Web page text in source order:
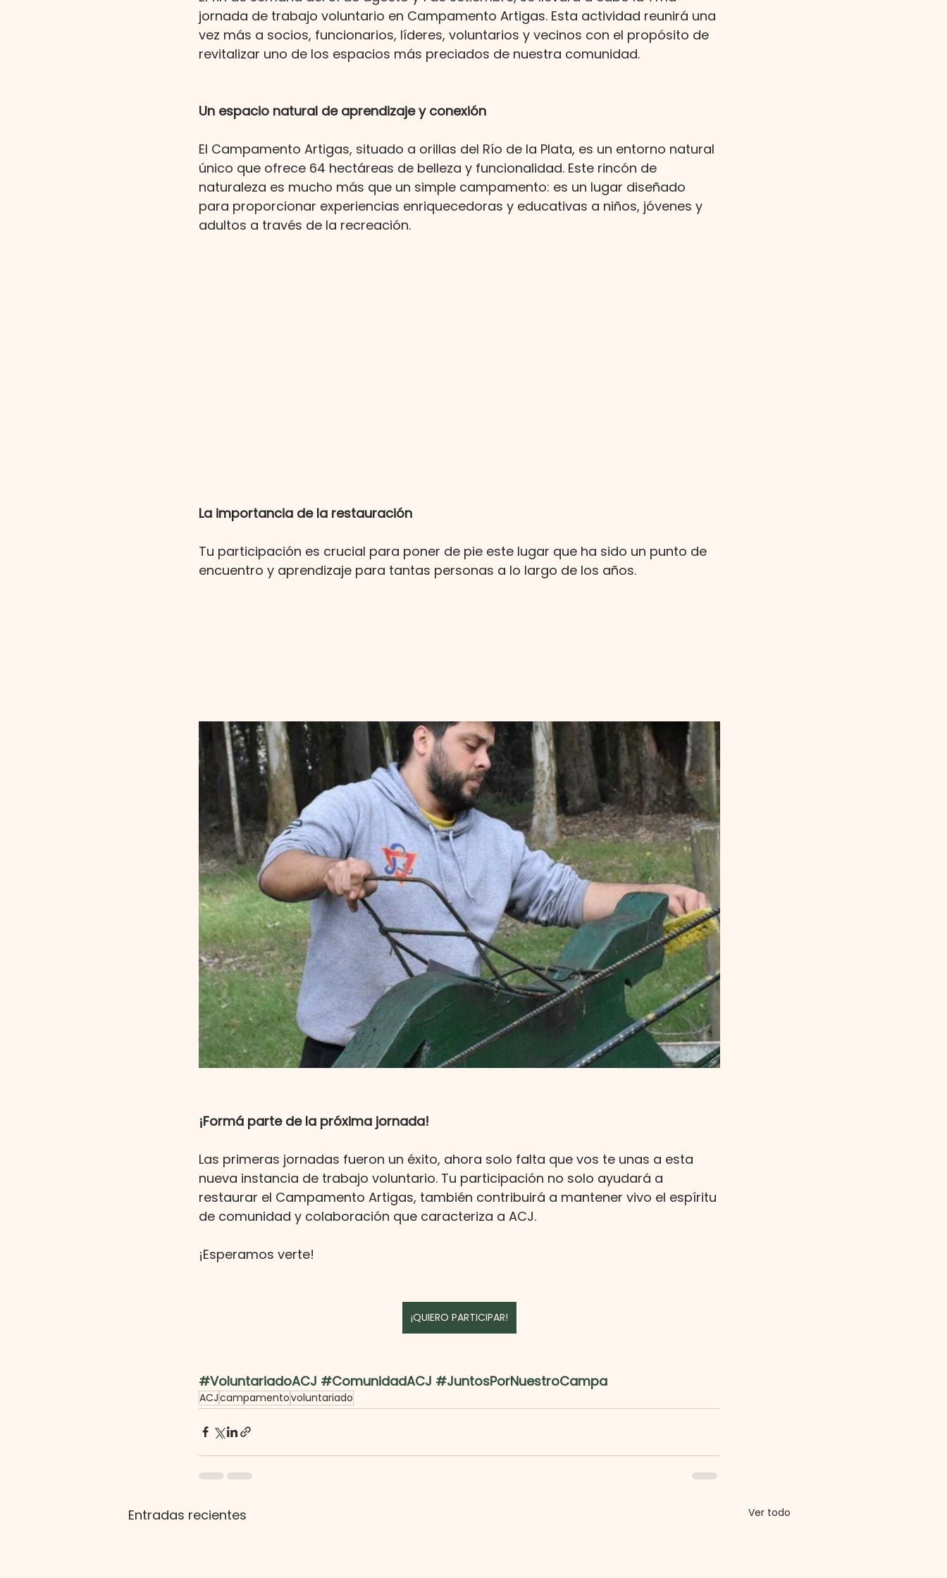
jornada de trabajo voluntario en Campamento Artigas. Esta actividad reunirá una
vez más a socios, funcionarios, líderes, voluntarios y vecinos con el propósito de
revitalizar uno de los espacios más preciados de nuestra comunidad.
Un espacio natural de aprendizaje y conexión
El Campamento Artigas, situado a orillas del Río de la Plata, es un entorno natural
único que ofrece 64 hectáreas de belleza y funcionalidad. Este rincón de
naturaleza es mucho más que un simple campamento: es un lugar diseñado
para proporcionar experiencias enriquecedoras y educativas a niños, jóvenes y
adultos a través de la recreación.
La importancia de la restauración
Tu participación es crucial para poner de pie este lugar que ha sido un punto de
encuentro y aprendizaje para tantas personas a lo largo de los años.
¡Formá parte de la próxima jornada!
Las primeras jornadas fueron un éxito, ahora solo falta que vos te unas a esta
nueva instancia de trabajo voluntario. Tu participación no solo ayudará a
restaurar el Campamento Artigas, también contribuirá a mantener vivo el espíritu
de comunidad y colaboración que caracteriza a ACJ.
¡Esperamos verte!
¡QUIERO PARTICIPAR!
#VoluntariadoACJ #ComunidadACJ #JuntosPorNuestroCampa
ACJcampamentovoluntariado
Entradas recientes Ver todo